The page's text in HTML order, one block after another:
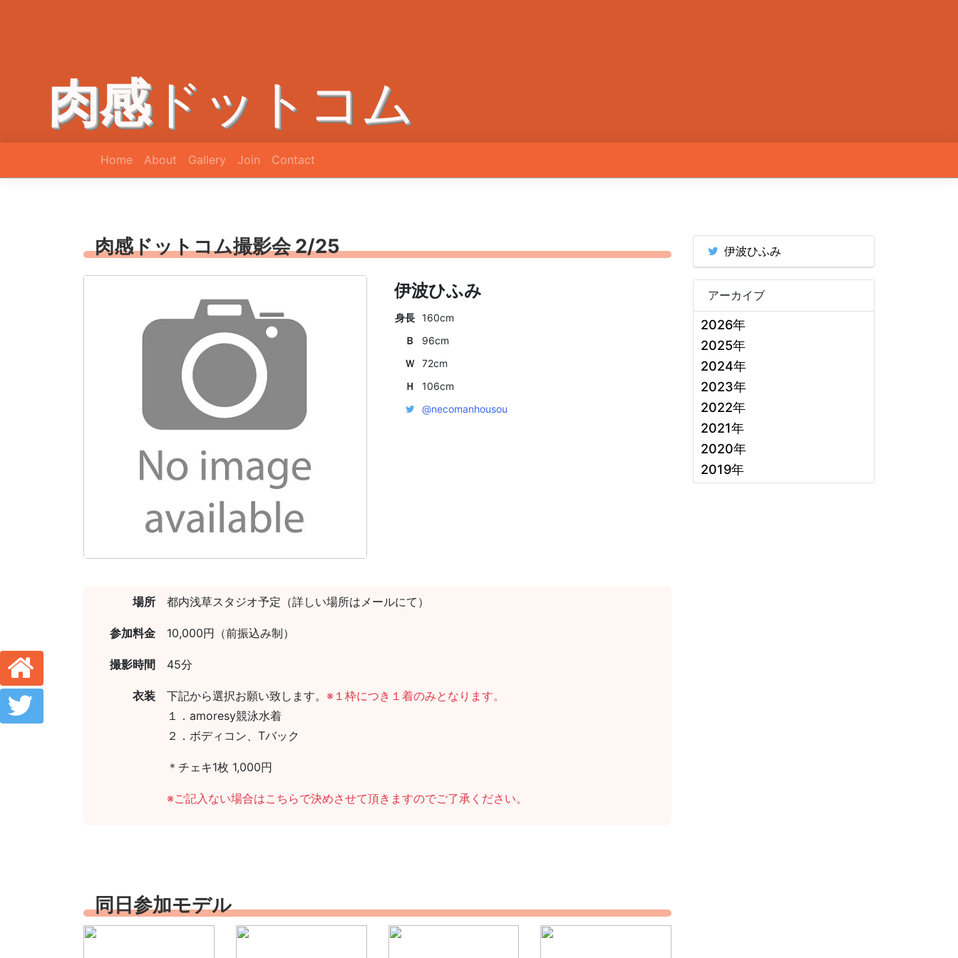
肉感ドットコム
Home About Gallery Join Contact
肉感ドットコム撮影会 2/25
伊波ひふみ
身長
160cm
Ｂ
96cm
Ｗ
72cm
Ｈ
106cm
@necomanhousou
場所 都内浅草スタジオ予定（詳しい場所はメールにて）
参加料金 10,000円（前振込み制）
撮影時間 45分
衣装 下記から選択お願い致します。 ※１枠につき１着のみとなります。
１．amoresy競泳水着
２．ボディコン、Tバック
＊チェキ1枚 1,000円
※ご記入ない場合はこちらで決めさせて頂きますのでご了承ください。
同日参加モデル
伊波ひふみ
アーカイブ
2026年
2025年
2024年
2023年
2022年
2021年
2020年
2019年